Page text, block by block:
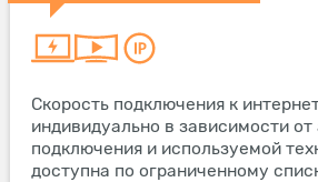
Скорость подключения к
индивидуально в зависимости от
подключения и используемой
доступна по ограниченному